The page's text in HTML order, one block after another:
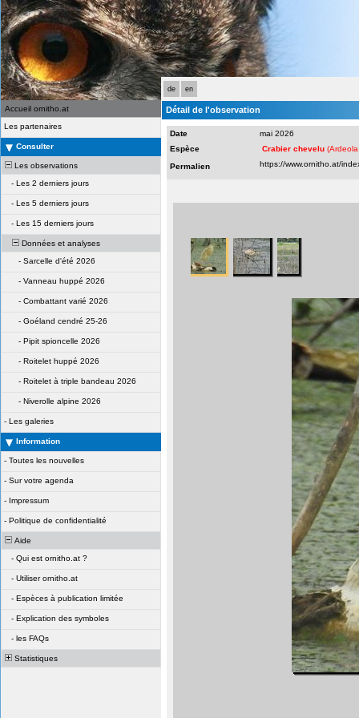
de en
Accueil ornitho.at
Les partenaires
Consulter
Les observations
- Les 2 derniers jours
- Les 5 derniers jours
- Les 15 derniers jours
Données et analyses
- Sarcelle d'été 2026
- Vanneau huppé 2026
- Combattant varié 2026
- Goéland cendré 25-26
- Pipit spioncelle 2026
- Roitelet huppé 2026
- Roitelet à triple bandeau 2026
- Niverolle alpine 2026
- Les galeries
Information
- Toutes les nouvelles
- Sur votre agenda
- Impressum
- Politique de confidentialité
Aide
- Qui est ornitho.at ?
- Utiliser ornitho.at
- Espèces à publication limitée
- Explication des symboles
- les FAQs
Statistiques
Détail de l'observation
Date
mai 2026
Espèce
Crabier chevelu
Permalien